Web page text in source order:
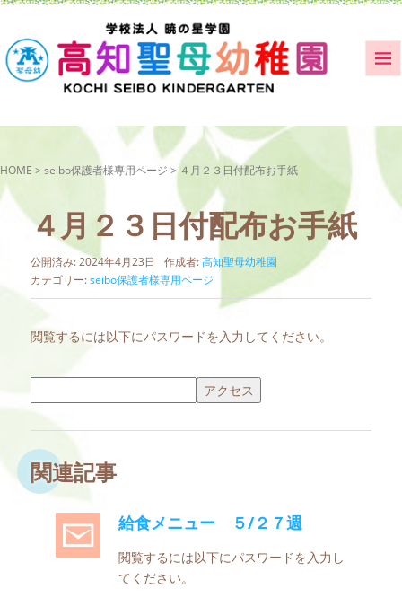
HOME > seibo保護者様専用ページ >４月２３日付配布お手紙
４月２３日付配布お手紙
公開済み: 2024年4月23日 作成者:高知聖母幼稚園
カテゴリー:seibo保護者様専用ページ
閲覧するには以下にパスワードを入力してください。
関連記事
給食メニュー ５/２７週
閲覧するには以下にパスワードを入力し
てください。